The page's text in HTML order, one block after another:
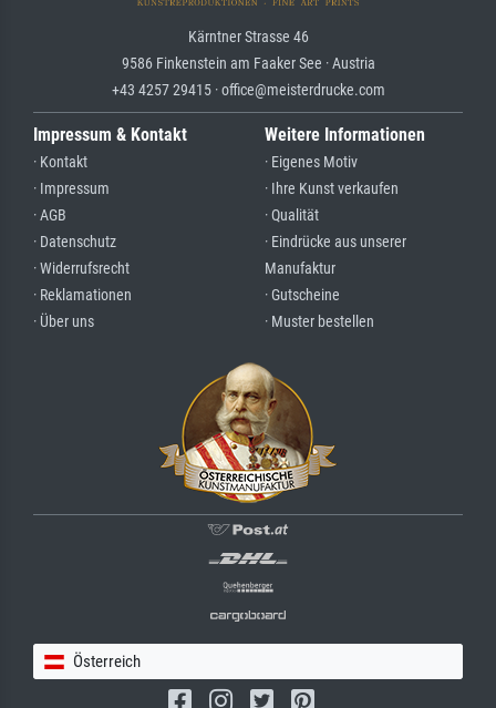
Kärntner Strasse 46
9586 Finkenstein am Faaker See · Austria
+43 4257 29415 · office@meisterdrucke.com
Impressum & Kontakt
· Kontakt
· Impressum
· AGB
· Datenschutz
· Widerrufsrecht
· Reklamationen
· Über uns
Weitere Informationen
· Eigenes Motiv
· Ihre Kunst verkaufen
· Qualität
· Eindrücke aus unserer
Manufaktur
· Gutscheine
· Muster bestellen
Österreich